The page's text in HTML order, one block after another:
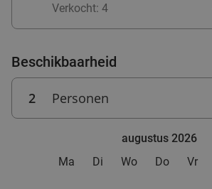
Verkocht: 4
Beschikbaarheid
2 Personen
augustus 2026
Ma
Di Wo Do Vr